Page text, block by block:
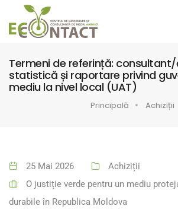
Termeni de referință:
statistică și raportare privind
mediu la nivel local (UAT)
Principală Achiziții
25 Mai 2026
Achiziții
O justiție verde pentru un mediu
durabile în Republica Moldova